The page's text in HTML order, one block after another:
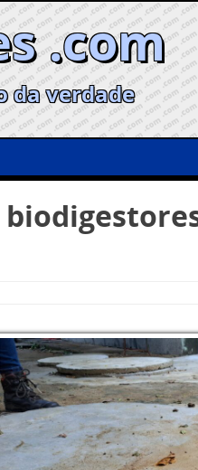
.com
da verdade